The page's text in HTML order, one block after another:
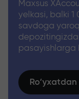
Maxsus
yelkasi, balki 1
savdoga
pasayishlarga
Ro‘yxatdan